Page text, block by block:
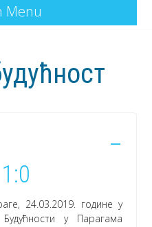
Menu
–
24.03.2019. године у
у Парагама